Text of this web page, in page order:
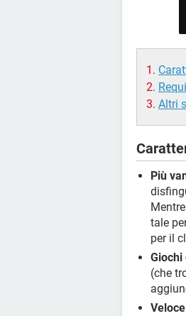
Altri
Più
tale
per il
Giochi
(che